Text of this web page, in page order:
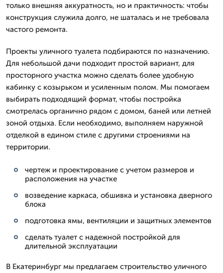
только внешняя аккуратность, но и практичность: чтобы
конструкция служила долго, не шаталась и не требовала
частого ремонта.
Проекты уличного туалета подбираются по назначению.
Для небольшой дачи подходит простой вариант, для
просторного участка можно сделать более удобную
кабинку с козырьком и усиленным полом. Мы помогаем
выбирать подходящий формат, чтобы постройка
смотрелась органично рядом с домом, баней или летней
зоной отдыха. Если необходимо, выполняем наружной
отделкой в едином стиле с другими строениями на
территории.
чертеж и проектирование с учетом размеров и
расположения на участке
возведение каркаса, обшивка и установка дверного
блока
подготовка ямы, вентиляции и защитных элементов
сделать туалет с надежной постройкой для
длительной эксплуатации
В Екатеринбург мы предлагаем строительство уличного